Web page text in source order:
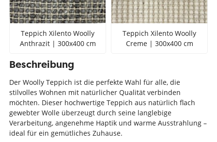
Teppich Xilento Woolly
Anthrazit | 300x400 cm
Teppich Xilento Woolly
Creme | 300x400 cm
Beschreibung
Der Woolly Teppich ist die perfekte Wahl für alle, die
stilvolles Wohnen mit natürlicher Qualität verbinden
möchten. Dieser hochwertige Teppich aus natürlich flach
gewebter Wolle überzeugt durch seine langlebige
Verarbeitung, angenehme Haptik und warme Ausstrahlung –
ideal für ein gemütliches Zuhause.